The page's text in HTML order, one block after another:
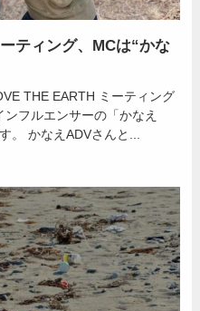
ティング、MCは“かな
THE EARTH ミーティング
フルエンサーの「かなえ
。 かなえADVさんと...